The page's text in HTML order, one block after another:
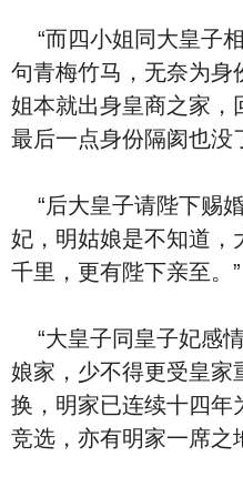
“而四小姐同大皇子
句青梅竹马，无奈为身
姐本就出身皇商之家，
最后一点身份隔阂也没
“后大皇子请陛下赐
妃，明姑娘是不知道，
千里，更有陛下亲至。”
“大皇子同皇子妃感
娘家，少不得更受皇家
换，明家已连续十四年
竞选，亦有明家一席之